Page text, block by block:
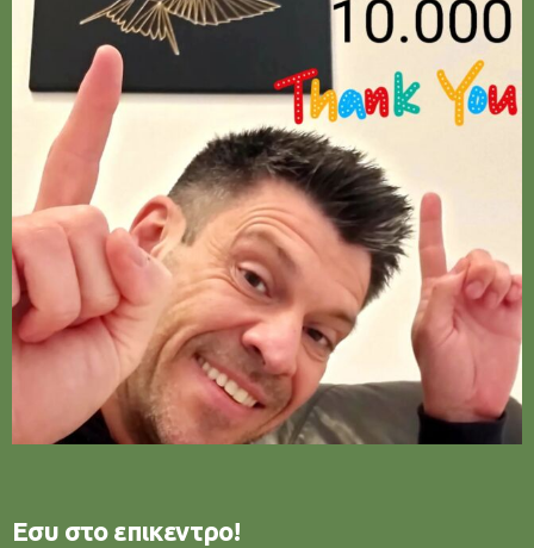
Εσυ στο επικεντρο!